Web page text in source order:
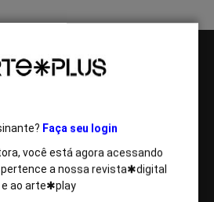
Faça seu login
você está agora acessando
a nossa revista✱digital
e ao arte✱play
editorial das revistas Brasileiros,
e ARTE!Brasileiros, o portal
em ambiente digital, análises, opiniões,
imagens, mantendo, como